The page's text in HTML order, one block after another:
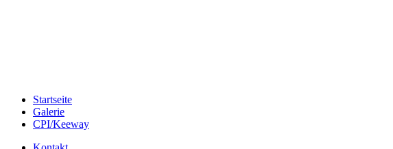
Startseite
Galerie
CPI/Keeway